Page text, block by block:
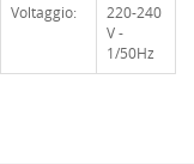
Voltaggio:
220-240
V -
1/50Hz